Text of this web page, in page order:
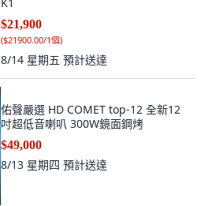
$21,900
($21900.00/1個)
8/14 星期五 預計送達
佑聲嚴選 HD COMET top-12 全新12
吋超低音喇叭 300W鏡面鋼烤
$49,000
8/13 星期四 預計送達